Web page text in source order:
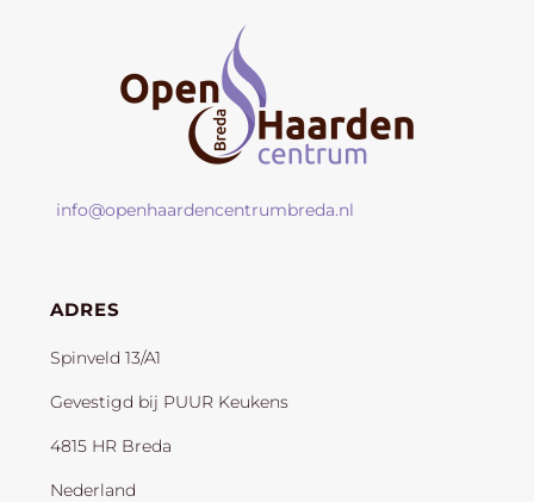
info@openhaardencentrumbreda.nl
ADRES
Spinveld 13/A1
Gevestigd bij PUUR Keukens
4815 HR Breda
Nederland